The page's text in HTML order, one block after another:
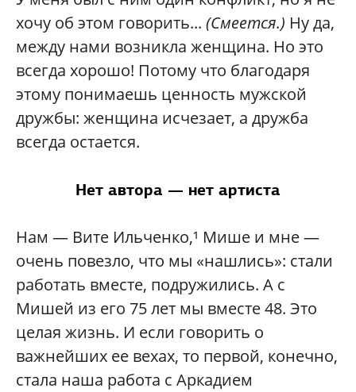
хочу об этом говорить... (Смеется.) Ну да,
между нами возникла женщина. Но это
всегда хорошо! Потому что благодаря
этому понимаешь ценность мужской
дружбы: женщина исчезает, а дружба
всегда остается.
Нет автора — нет артиста
Нам — Вите Ильченко,¹ Мише и мне —
очень повезло, что мы «нашлись»: стали
работать вместе, подружились. А с
Мишей из его 75 лет мы вместе 48. Это
целая жизнь. И если говорить о
важнейших ее вехах, то первой, конечно,
стала наша работа с Аркадием